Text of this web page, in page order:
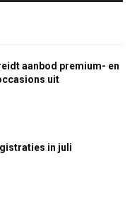
aanbod premium- en
uit
in juli